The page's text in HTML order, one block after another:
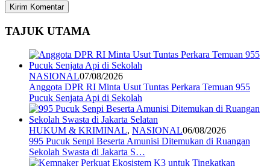
TAJUK UTAMA
NASIONAL07/08/2026
Anggota DPR RI Minta Usut Tuntas Perkara Temuan 955
Pucuk Senjata Api di Sekolah
HUKUM & KRIMINAL, NASIONAL06/08/2026
995 Pucuk Senpi Beserta Amunisi Ditemukan di Ruangan
Sekolah Swasta di Jakarta S…